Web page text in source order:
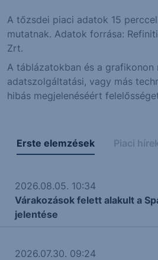
A tőzsdei piaci adatok 15
mutatnak. Adatok forrása:
Zrt.
A táblázatokban és a grafikonon
adatszolgáltatási, vagy más
hibás megjelenéséért
Erste elemzések Piaci
2026.08.05. 10:34
Várakozások felett alakult a
jelentése
2026.07.30. 09:24